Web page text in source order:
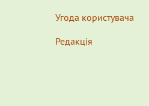
Угода користувача
Редакція